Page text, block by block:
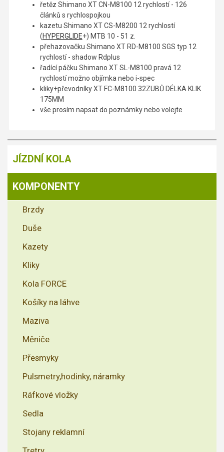
řetěz Shimano XT CN-M8100 12 rychlostí - 126
článků s rychlospojkou
kazetu Shimano XT CS-M8200 12 rychlostí
(HYPERGLIDE+) MTB 10 - 51 z.
přehazovačku Shimano XT RD-M8100 SGS typ 12
rychlostí - shadow Rdplus
řadící páčku Shimano XT SL-M8100 pravá 12
rychlostí možno objímka nebo i-spec
kliky+převodníky XT FC-M8100 32ZUBŮ DÉLKA KLIK
175MM
vše prosím napsat do poznámky nebo volejte
JÍZDNÍ KOLA
KOMPONENTY
Brzdy
Duše
Kazety
Kliky
Kola FORCE
Košíky na láhve
Maziva
Měniče
Přesmyky
Pulsmetry,hodinky, náramky
Ráfkové vložky
Sedla
Stojany reklamní